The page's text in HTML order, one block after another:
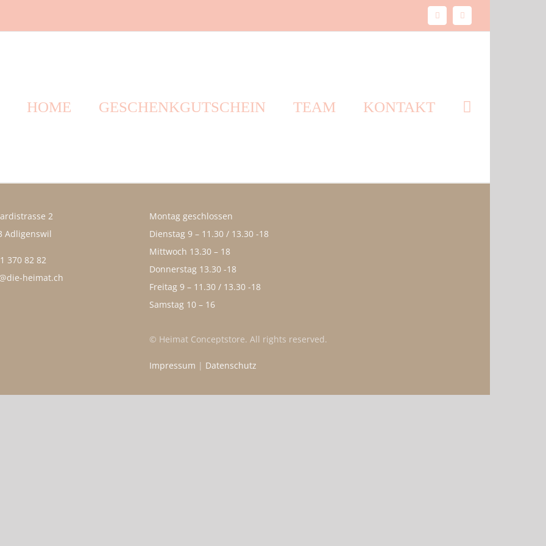
FacebookInstagram
HOME GESCHENKGUTSCHEIN TEAM KONTAKT
2
Adligenswil
370 82 82
heimat.ch
Montag geschlossen
Dienstag 9 – 11.30 / 13.30 -18
Mittwoch 13.30 – 18
Donnerstag 13.30 -18
Freitag 9 – 11.30 / 13.30 -18
Samstag 10 – 16
© Heimat Conceptstore. All rights reserved.
Impressum | Datenschutz